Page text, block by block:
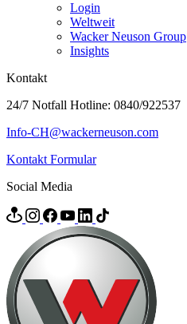
Login
Weltweit
Wacker Neuson Group
Insights
Kontakt
24/7 Notfall Hotline: 0840/922537
Info-CH@wackerneuson.com
Kontakt Formular
Social Media